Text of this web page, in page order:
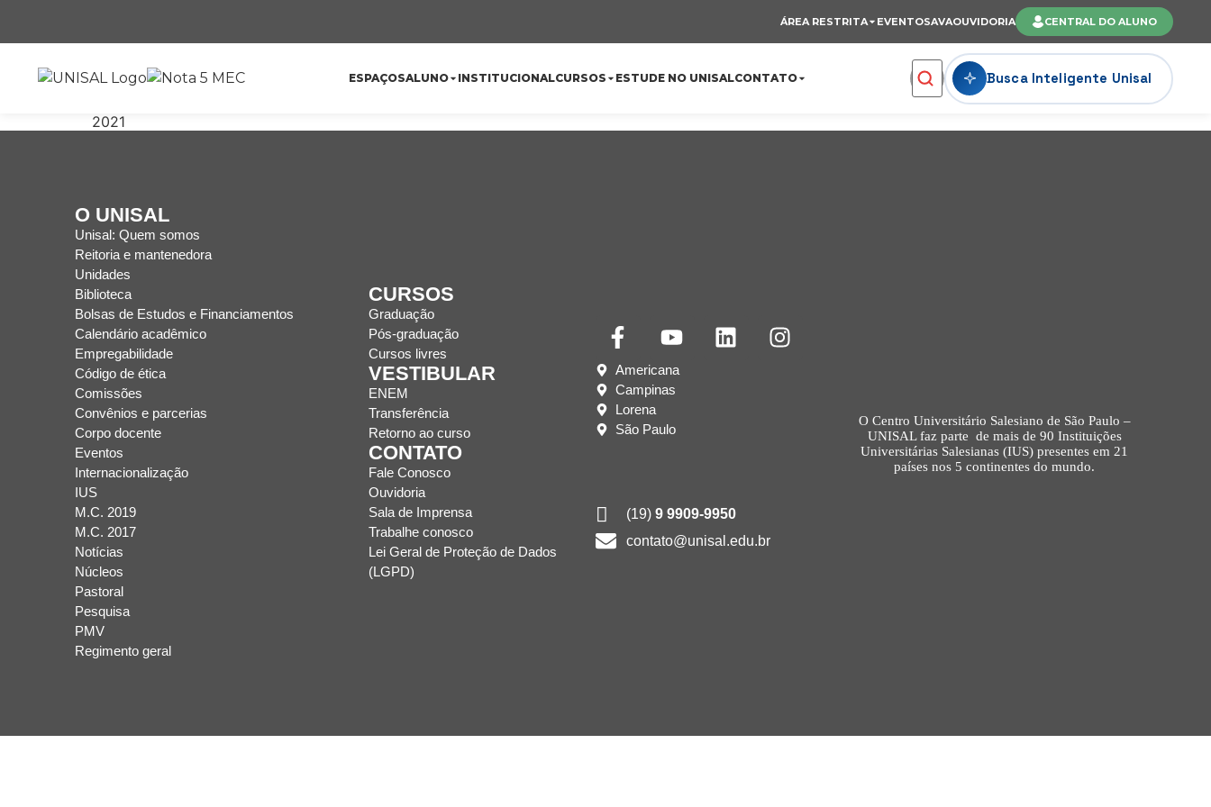
ÁREA RESTRITA EVENTOSAVAOUVIDORIA CENTRAL DO ALUNO
ESPAÇOSALUNO INSTITUCIONALCURSOS ESTUDE NO UNISALCONTATO Busca Inteligente Unisal
2021
O UNISAL
Unisal: Quem somos
Reitoria e mantenedora
Unidades
Biblioteca
Bolsas de Estudos e Financiamentos
Calendário acadêmico
Empregabilidade
Código de ética
Comissões
Convênios e parcerias
Corpo docente
Eventos
Internacionalização
IUS
M.C. 2019
M.C. 2017
Notícias
Núcleos
Pastoral
Pesquisa
PMV
Regimento geral
CURSOS
Graduação
Pós-graduação
Cursos livres
VESTIBULAR
ENEM
Transferência
Retorno ao curso
CONTATO
Fale Conosco
Ouvidoria
Sala de Imprensa
Trabalhe conosco
Lei Geral de Proteção de Dados
(LGPD)
Americana
Campinas
Lorena
São Paulo
(19)9 9909-9950
contato@unisal.edu.br
O Centro Universitário Salesiano de São Paulo –
UNISAL faz parte de mais de 90 Instituições
Universitárias Salesianas (IUS) presentes em 21
países nos 5 continentes do mundo.